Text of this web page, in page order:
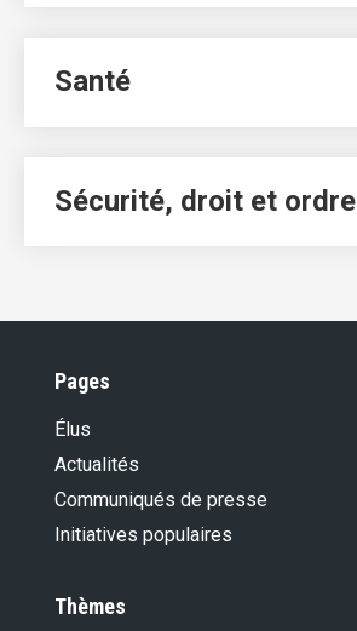
Santé
Sécurité, droit et ordre
Pages
Élus
Actualités
Communiqués de presse
Initiatives populaires
Thèmes